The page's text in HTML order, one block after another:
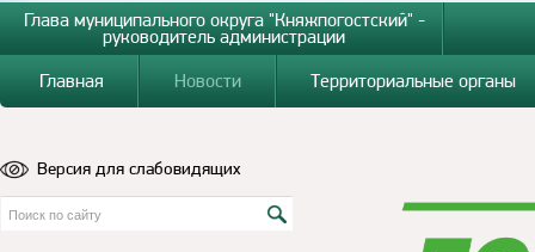
Глава муниципального округа "Княжпогостский" -
руководитель администрации
Главная
Новости Территориальные органы
Версия для слабовидящих